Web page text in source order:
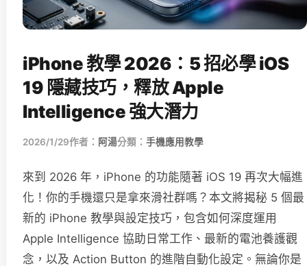
iPhone 教學 2026：5 招必學 iOS
19 隱藏技巧，釋放 Apple
Intelligence 強大潛力
2026/1/29作者： 阿湯分類： 手機應用教學
來到 2026 年，iPhone 的功能隨著 iOS 19 再次大幅進
化！你的手機還只是拿來滑社群嗎？本文將揭秘 5 個最
新的 iPhone 教學與設定技巧，包含如何深度運用
Apple Intelligence 協助日常工作、最新的電池養護觀
念，以及 Action Button 的進階自動化設定。無論你是